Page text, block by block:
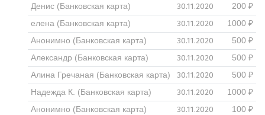
Денис (Банковская карта)
30.11.2020
200 ₽
елена (Банковская карта)
30.11.2020
1000 ₽
Анонимно (Банковская карта)
30.11.2020
500 ₽
Александр (Банковская карта)
30.11.2020
500 ₽
Алина Гречаная (Банковская карта)
30.11.2020
500 ₽
Надежда К. (Банковская карта)
30.11.2020
1000 ₽
Анонимно (Банковская карта)
30.11.2020
100 ₽